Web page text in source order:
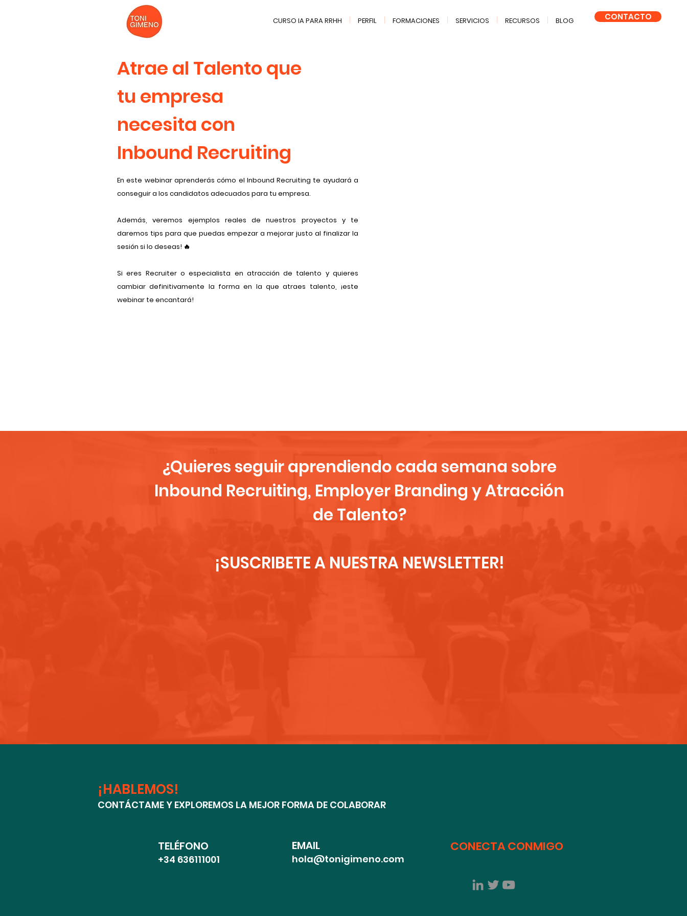
CURSO IA PARA RRHH PERFIL FORMACIONES SERVICIOS RECURSOS BLOG CONTACTO
Atrae al Talento que
tu empresa
necesita con
Inbound Recruiting
En este webinar aprenderás cómo el Inbound Recruiting te ayudará a
conseguir a los candidatos adecuados para tu empresa.
Además, veremos ejemplos reales de nuestros proyectos y te
daremos tips para que puedas empezar a mejorar justo al finalizar la
sesión si lo deseas! 🔥
Si eres Recruiter o especialista en atracción de talento y quieres
cambiar definitivamente la forma en la que atraes talento, ¡este
webinar te encantará!
¿Quieres seguir aprendiendo cada semana sobre
Inbound Recruiting, Employer Branding y Atracción
de Talento?
¡SUSCRIBETE A NUESTRA NEWSLETTER!
¡HABLEMOS!
CONTÁCTAME Y EXPLOREMOS LA MEJOR FORMA DE COLABORAR
TELÉFONO
+34 636111001
EMAIL
hola@tonigimeno.com
CONECTA CONMIGO